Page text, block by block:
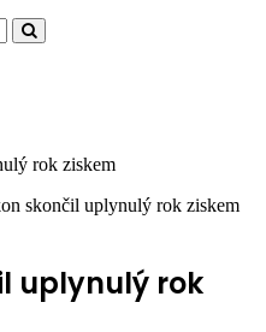
Vyhledávání
skončil uplynulý rok ziskem
uplynulý rok